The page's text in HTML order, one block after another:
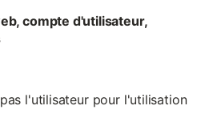
compte d'utilisateur,
l'utilisateur pour l'utilisation